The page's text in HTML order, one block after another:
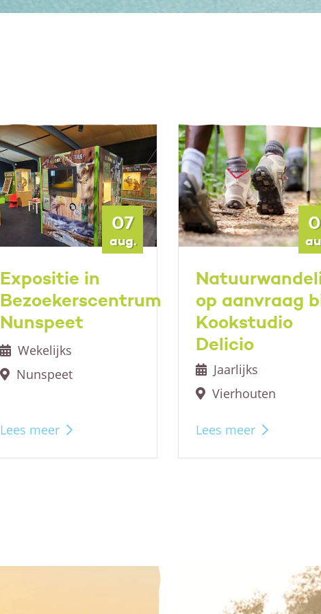
07
aug.
Expositie in
Bezoekerscentrum
Nunspeet
Wekelijks
Nunspeet
Lees meer
op aanvraag
Kookstudio
Delicio
Jaarlijks
Vierhouten
Lees meer